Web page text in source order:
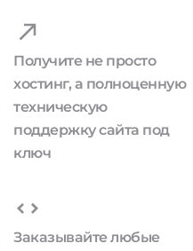
Получите не просто
хостинг, а полноценную
техническую
поддержку сайта под
ключ
Заказывайте любые